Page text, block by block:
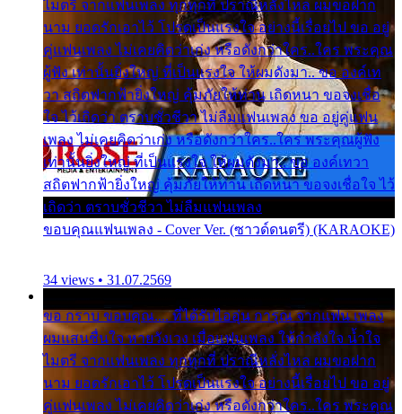
ไมตรี จากแฟนเพลง ทุกทุกที่ ปราณีหลั่งไหล ผมขอฝาก
นาม ยอดรักเอาไว้ โปรดเป็นแรงใจ อย่างนี้เรื่อยไป ขอ อยู่
คู่แฟนเพลง ไม่เคยคิดว่าเก่ง หรือดังกว่าใคร..ใคร พระคุณ
ผู้ฟัง เท่านั้นยิ่งใหญ่ ที่เป็นแรงใจ ให้ผมดังมา.. ขอ องค์เท
วา สถิตฟากฟ้ายิ่งใหญ่ คุ้มภัยให้ท่าน เถิดหนา ขอจงเชื่อ
ใจ ไว้เถิดว่า ตราบชั่วชีวา ไม่ลืมแฟนเพลง ขอ อยู่คู่แฟน
เพลง ไม่เคยคิดว่าเก่ง หรือดังกว่าใคร..ใคร พระคุณผู้ฟัง
เท่านั้นยิ่งใหญ่ ที่เป็นแรงใจ ให้ผมดังมา.. ขอ องค์เทวา
สถิตฟากฟ้ายิ่งใหญ่ คุ้มภัยให้ท่าน เถิดหนา ขอจงเชื่อใจ ไว้
เถิดว่า ตราบชั่วชีวา ไม่ลืมแฟนเพลง
ขอบคุณแฟนเพลง - Cover Ver. (ซาวด์ดนตรี) (KARAOKE)
34 views • 31.07.2569
ขอ กราบ ขอบคุณ.... ที่ได้รับไออุ่น การุณ จากแฟน เพลง
ผมแสนชื่นใจ หายวังเวง เมื่อแฟนเพลง ให้กำลังใจ น้ำใจ
ไมตรี จากแฟนเพลง ทุกทุกที่ ปราณีหลั่งไหล ผมขอฝาก
นาม ยอดรักเอาไว้ โปรดเป็นแรงใจ อย่างนี้เรื่อยไป ขอ อยู่
คู่แฟนเพลง ไม่เคยคิดว่าเก่ง หรือดังกว่าใคร..ใคร พระคุณ